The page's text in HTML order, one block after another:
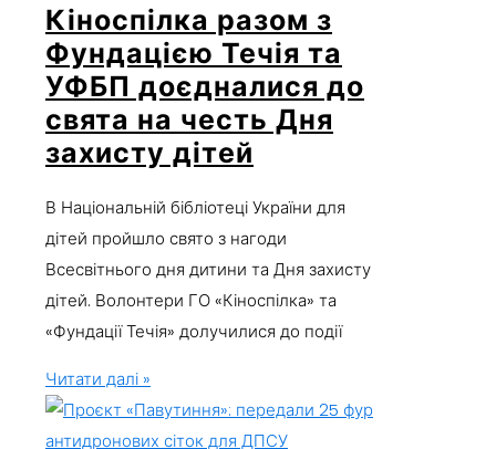
Кіноспілка разом з
Фундацією Течія та
УФБП доєдналися до
свята на честь Дня
захисту дітей
В Національній бібліотеці України для
дітей пройшло свято з нагоди
Всесвітнього дня дитини та Дня захисту
дітей. Волонтери ГО «Кіноспілка» та
«Фундації Течія» долучилися до події
Читати далі »